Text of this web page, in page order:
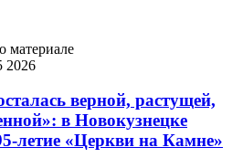
материале
2026
верной, растущей,
в Новокузнецке
летие «Церкви на Камне»